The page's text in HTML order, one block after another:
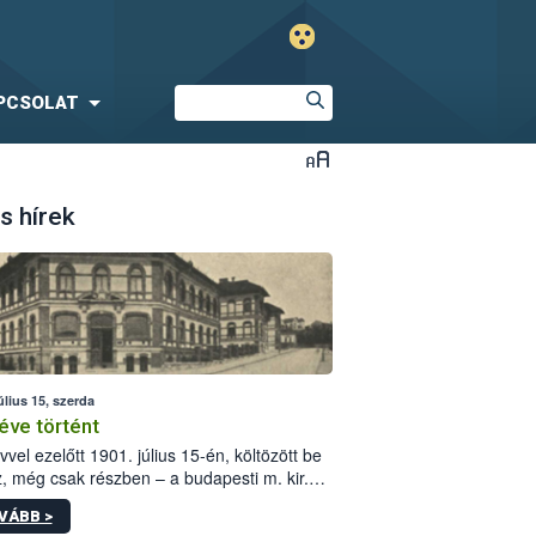
hírek
15, szerda
történt
ezelőtt 1901. július 15-én, költözött be
még csak részben – a budapesti m. kir.
állomás a Kis Rókus utca
alatti, Czigler Győző által tervezett új
>